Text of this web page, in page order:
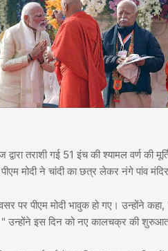
द्वारा तराशी गई 51 इंच की श्यामल वर्ण
मोदी ने चांदी का छत्र लेकर नंगे पांव
पर पीएम मोदी भावुक हो गए। उन्होंने
उन्होंने इस दिन को नए कालचक्र की शुरुआत